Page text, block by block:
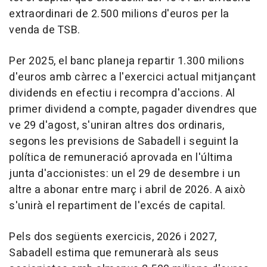
extraordinari de 2.500 milions d'euros per la
venda de TSB.
Per 2025, el banc planeja repartir 1.300 milions
d'euros amb càrrec a l'exercici actual mitjançant
dividends en efectiu i recompra d'accions. Al
primer dividend a compte, pagader divendres que
ve 29 d'agost, s'uniran altres dos ordinaris,
segons les previsions de Sabadell i seguint la
política de remuneració aprovada en l'última
junta d'accionistes: un el 29 de desembre i un
altre a abonar entre març i abril de 2026. A això
s'unirà el repartiment de l'excés de capital.
Pels dos següents exercicis, 2026 i 2027,
Sabadell estima que remunerarà als seus